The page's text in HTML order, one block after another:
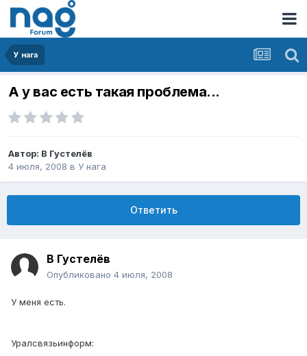
У нага
А у вас есть такая проблема...
Автор: В Густелёв
4 июля, 2008 в У нага
Ответить
В Густелёв
Опубликовано 4 июля, 2008
У меня есть.
Уралсвязьинформ: